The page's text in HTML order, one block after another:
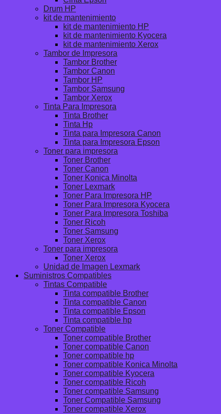
Drum HP
kit de mantenimiento
kit de mantenimiento HP
kit de mantenimiento Kyocera
kit de mantenimiento Xerox
Tambor de Impresora
Tambor Brother
Tambor Canon
Tambor HP
Tambor Samsung
Tambor Xerox
Tinta Para Impresora
Tinta Brother
Tinta Hp
Tinta para Impresora Canon
Tinta para Impresora Epson
Toner para impresora
Toner Brother
Toner Canon
Toner Konica Minolta
Toner Lexmark
Toner Para Impresora HP
Toner Para Impresora Kyocera
Toner Para Impresora Toshiba
Toner Ricoh
Toner Samsung
Toner Xerox
Toner para impresora
Toner Xerox
Unidad de Imagen Lexmark
Suministros Compatibles
Tintas Compatible
Tinta compatible Brother
Tinta compatible Canon
Tinta compatible Epson
Tinta compatible hp
Toner Compatible
Toner compatible Brother
Toner compatible Canon
Toner compatible hp
Toner compatible Konica Minolta
Toner compatible Kyocera
Toner compatible Ricoh
Toner compatible Samsung
Toner Compatible Samsung
Toner compatible Xerox